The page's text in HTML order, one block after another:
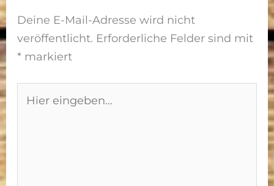
Deine E-Mail-Adresse wird nicht
veröffentlicht. Erforderliche Felder sind mit
* markiert
eingeben…